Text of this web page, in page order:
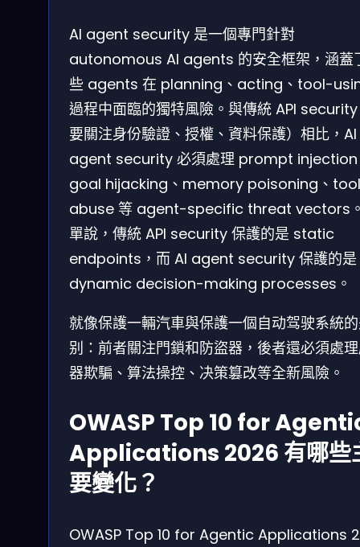
AI agent security 是一個專門針對
autonomous AI agents 的安全框架，涵蓋
些 agents 在 planning、acting、tool-
過程中面臨的獨特風險。與傳統 API
要關注身份驗證、授權、資料保護）相比，AI
agent security 必須處理 prompt injection
goal hijacking、memory poisoning、tool
abuse 等 agent-specific threat vectors
單說，傳統 API security 保護的是 static
endpoints，而 AI agent security 保護的是
dynamic decision-making processes。
就像保護一輛汽車與保護一個自动驾驶系統
别：前者關注門鎖和防盜器，後者還必須處
器欺騙、算法操控、决策篡改等全新風險。
OWASP Top 10 for
Applications 2026 有哪些
要變化？
OWASP Top 10 for Agentic Applications